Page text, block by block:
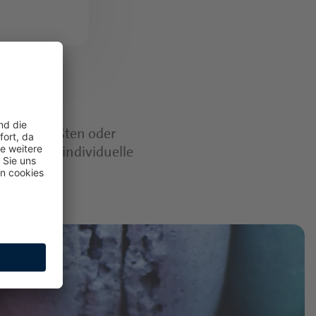
gesüßten oder
individuelle